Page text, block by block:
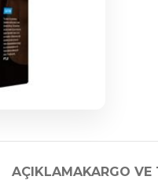
AÇIKLAMAKARGO VE